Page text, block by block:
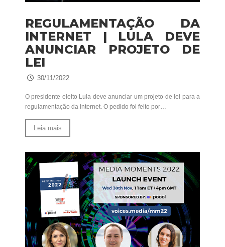
REGULAMENTAÇÃO DA
INTERNET | LULA DEVE
ANUNCIAR PROJETO DE
LEI
30/11/2022
O presidente eleito Lula deve anunciar um projeto de lei para a
regulamentação da internet. O pedido foi feito por…
Leia mais